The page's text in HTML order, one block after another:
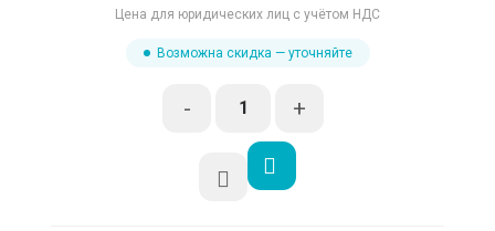
Цена для юридических лиц с учётом НДС
Возможна скидка — уточняйте
- +